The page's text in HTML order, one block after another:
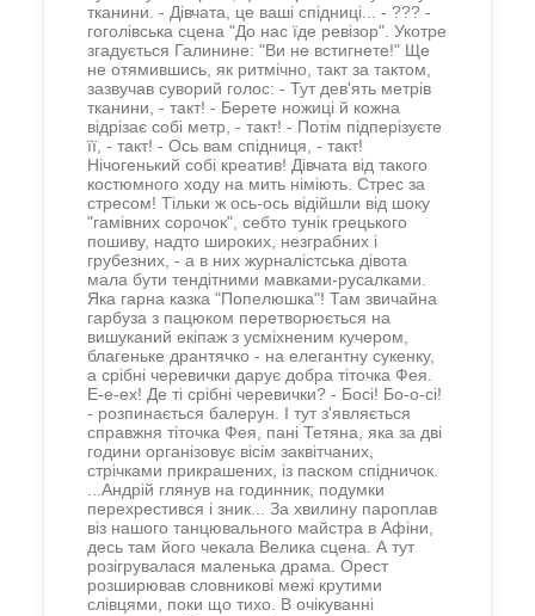
тканини. - Дівчата, це ваші спідниці... - ??? -
гоголівська сцена "До нас їде ревізор". Укотре
згадується Галинине: "Ви не встигнете!" Ще
не отямившись, як ритмічно, такт за тактом,
зазвучав суворий голос: - Тут дев'ять метрів
тканини, - такт! - Берете ножиці й кожна
відрізає собі метр, - такт! - Потім підперізуєте
її, - такт! - Ось вам спідниця, - такт!
Нічогенький собі креатив! Дівчата від такого
костюмного ходу на мить німіють. Стрес за
стресом! Тільки ж ось-ось відійшли від шоку
"гамівних сорочок", себто тунік грецького
пошиву, надто широких, незграбних і
грубезних, - а в них журналістська дівота
мала бути тендітними мавками-русалками.
Яка гарна казка "Попелюшка"! Там звичайна
гарбуза з пацюком перетворюється на
вишуканий екіпаж з усміхненим кучером,
благеньке дрантячко - на елегантну сукенку,
а срібні черевички дарує добра тіточка Фея.
Е-е-ех! Де ті срібні черевички? - Босі! Бо-о-сі!
- розпинається балерун. І тут з'являється
справжня тіточка Фея, пані Тетяна, яка за дві
години організовує вісім заквітчаних,
стрічками прикрашених, із паском спідничок.
...Андрій глянув на годинник, подумки
перехрестився і зник... За хвилину пароплав
віз нашого танцювального майстра в Афіни,
десь там його чекала Велика сцена. А тут
розігрувалася маленька драма. Орест
розширював словникові межі крутими
слівцями, поки що тихо. В очікуванні